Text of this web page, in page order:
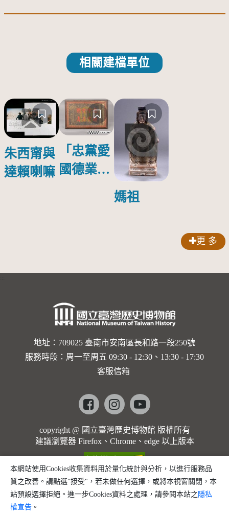
相關建檔單位
朱西甯與
達賴喇嘛
「忠黨愛
國德業並
媽祖
更 多
地址：709025 臺南市安南區長和路一段250號
服務時段：周一至周五 09:30 - 12:30、13:30 - 17:30
客服信箱
Facebookinstagramyoutube
copyright @ 國立臺灣歷史博物館 版權所有
建議瀏覽器 Firefox、Chrome、edge 以上版本
本網站使用Cookies收集資料用於量化統計與分析，以進行服務品
質之改善。請點選"接受"，若未做任何選擇，或將本視窗關閉，本
站預設選擇拒絕。進一步Cookies資料之處理，請參閱本站之 隱私
權宣告 。